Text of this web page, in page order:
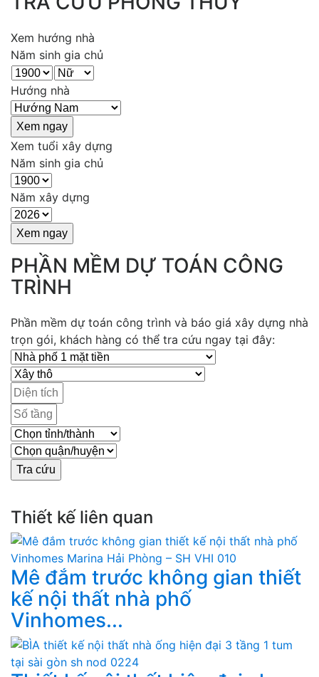
Xem hướng nhà
Năm sinh gia chủ
Hướng nhà
Xem tuổi xây dựng
Năm sinh gia chủ
Năm xây dựng
PHẦN MỀM DỰ TOÁN CÔNG
TRÌNH
Phần mềm dự toán công trình và báo giá xây dựng nhà
trọn gói, khách hàng có thể tra cứu ngay tại đây:
Thiết kế liên quan
Mê đắm trước không gian thiết
kế nội thất nhà phố
Vinhomes...